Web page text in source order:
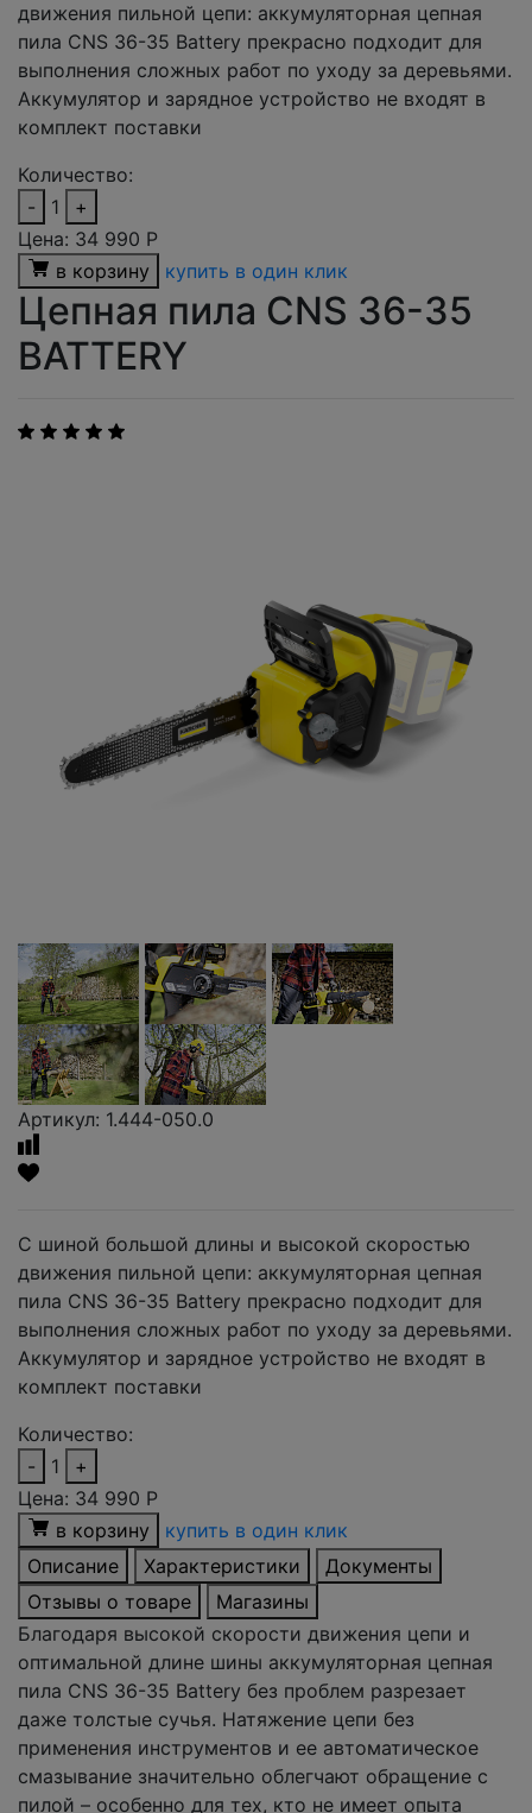
движения пильной цепи: аккумуляторная цепная
пила CNS 36-35 Battery прекрасно подходит для
выполнения сложных работ по уходу за деревьями.
Аккумулятор и зарядное устройство не входят в
комплект поставки
Количество:
-
1
+
Цена: 34 990 Р
в корзину
купить в один клик
Цепная пила CNS 36-35
BATTERY
Артикул: 1.444-050.0
С шиной большой длины и высокой скоростью
движения пильной цепи: аккумуляторная цепная
пила CNS 36-35 Battery прекрасно подходит для
выполнения сложных работ по уходу за деревьями.
Аккумулятор и зарядное устройство не входят в
комплект поставки
Количество:
-
1
+
Цена: 34 990 Р
в корзину
купить в один клик
Описание
Характеристики
Документы
Отзывы о товаре
Магазины
Благодаря высокой скорости движения цепи и
оптимальной длине шины аккумуляторная цепная
пила CNS 36-35 Battery без проблем разрезает
даже толстые сучья. Натяжение цепи без
применения инструментов и ее автоматическое
смазывание значительно облегчают обращение с
пилой – особенно для тех, кто не имеет опыта